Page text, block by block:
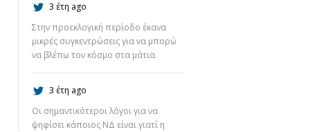
3 έτη ago
Στην προεκλογική περίοδο έκανα
μικρές συγκεντρώσεις για να μπορώ
να βλέπω τον κόσμο στα μάτια.
3 έτη ago
Οι σημαντικότεροι λόγοι για να
ψηφίσει κάποιος ΝΔ είναι γιατί η